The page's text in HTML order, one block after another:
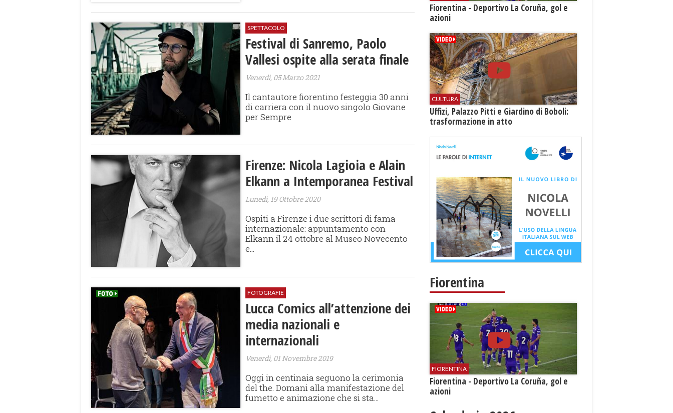
SPETTACOLO
Festival di Sanremo, Paolo
Vallesi ospite alla serata finale
Venerdì, 05 Marzo 2021
Il cantautore fiorentino festeggia 30 anni
di carriera con il nuovo singolo Giovane
per Sempre
Firenze: Nicola Lagioia e Alain
Elkann a Intemporanea Festival
Lunedì, 19 Ottobre 2020
Ospiti a Firenze i due scrittori di fama
internazionale: appuntamento con
Elkann il 24 ottobre al Museo Novecento
e...
FOTOGRAFIE
Lucca Comics all’attenzione dei
media nazionali e
internazionali
Venerdì, 01 Novembre 2019
Oggi in centinaia seguono la cerimonia
del the. Domani alla manifestazione del
fumetto e animazione che si sta...
Fiorentina - Deportivo La Coruña, gol e
azioni
CULTURA
Uffizi, Palazzo Pitti e Giardino di Boboli:
trasformazione in atto
Fiorentina
FIORENTINA
Fiorentina - Deportivo La Coruña, gol e
azioni